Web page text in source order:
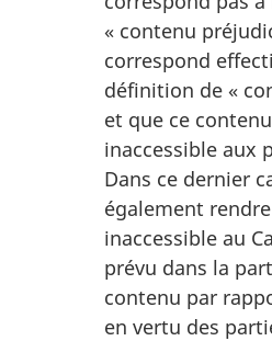
« contenu
correspond
définition de «
et que ce
inaccessible aux
Dans ce dernier
également
inaccessible au
prévu dans la
contenu par
en vertu des